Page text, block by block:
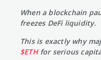
When a blockchain
freezes DeFi liquidity.
This is exactly why
$ETHfor serious